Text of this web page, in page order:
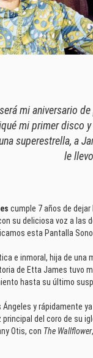
mi aniversario
mi primer disco
superestrella, a
le
cumple 7 años de
su deliciosa voz a las
esta Pantalla
e inmoral, hija de una
de Etta James tuvo
hasta su último
Ángeles y rápidamente
del coro de su
Otis, con The Wallflower